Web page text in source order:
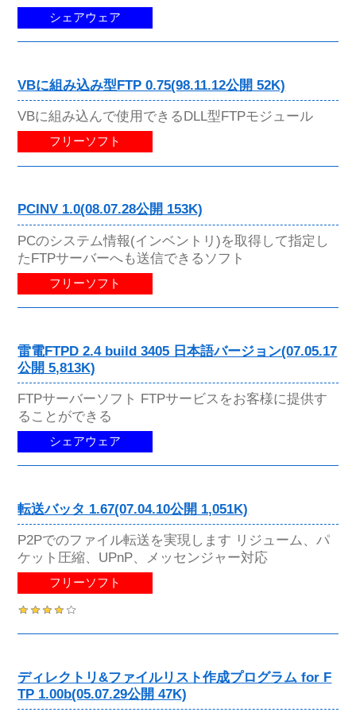
シェアウェア
VBに組み込み型FTP 0.75(98.11.12公開 52K)
VBに組み込んで使用できるDLL型FTPモジュール
フリーソフト
PCINV 1.0(08.07.28公開 153K)
PCのシステム情報(インベントリ)を取得して指定し
たFTPサーバーへも送信できるソフト
フリーソフト
雷電FTPD 2.4 build 3405 日本語バージョン(07.05.17
公開 5,813K)
FTPサーバーソフト FTPサービスをお客様に提供す
ることができる
シェアウェア
転送バッタ 1.67(07.04.10公開 1,051K)
P2Pでのファイル転送を実現します リジューム、パ
ケット圧縮、UPnP、メッセンジャー対応
フリーソフト
ディレクトリ&ファイルリスト作成プログラム for F
TP 1.00b(05.07.29公開 47K)